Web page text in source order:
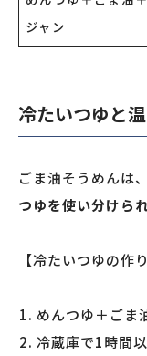
ジャン
冷たいつゆと
ごま油そうめんは、
つゆを使い分けら
【冷たいつゆの作
めんつゆ＋ごま
冷蔵庫で1時間